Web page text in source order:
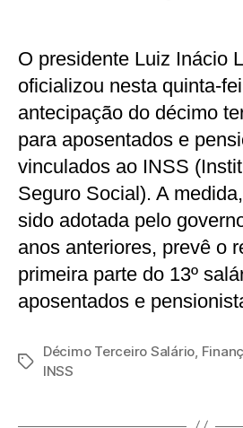
O presidente Luiz Inácio
oficializou nesta quinta-
antecipação do décimo
para aposentados e
vinculados ao INSS
Seguro Social). A
sido adotada pelo
anos anteriores, prevê o
primeira parte do 13º
aposentados e
Tags
Décimo Terceiro Salário,
INSS